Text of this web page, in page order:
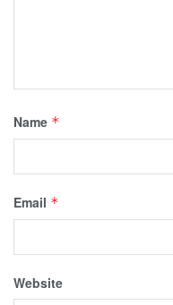
Name *
Email *
Website